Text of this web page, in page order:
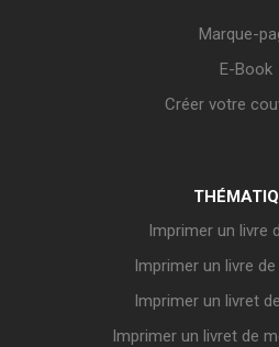
Marque-
E-Book
Créer votre
Imprimer un livre
Imprimer un livre
Imprimer un livret
Imprimer un livret de